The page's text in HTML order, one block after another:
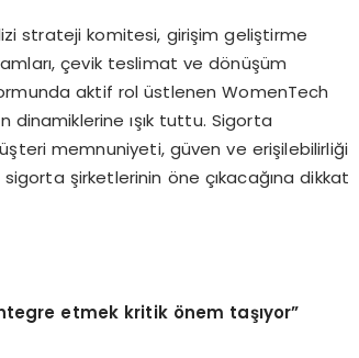
strateji komitesi, girişim geliştirme
çevik teslimat ve dönüşüm
aktif rol üstlenen WomenTech
dinamiklerine ışık tuttu. Sigorta
memnuniyeti, güven ve erişilebilirliği
şirketlerinin öne çıkacağına dikkat
etmek kritik önem taşıyor”